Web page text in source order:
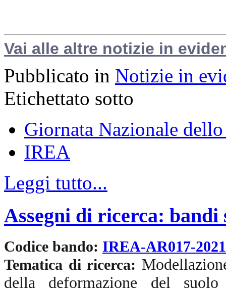
Vai alle altre notizie in
Pubblicato in Notizie in
Etichettato sotto
Giornata Nazionale
IREA
Leggi tutto...
Assegni di ricerca: bandi
Codice bando: IREA-AR017-
Tematica di ricerca:
della deformazione del